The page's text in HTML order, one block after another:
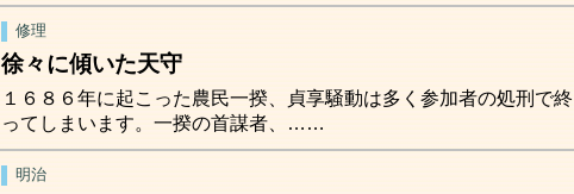
修理
徐々に傾いた天守
１６８６年に起こった農民一揆、貞享騒動は多く参加者の処刑で終
ってしまいます。一揆の首謀者、……
明治